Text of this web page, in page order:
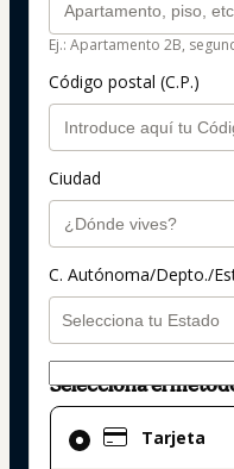
Ej.: Apartamento 2B,
Código postal (C.P.)
Ciudad
C. Autónoma/Depto./
Selecciona el
Tarjeta
El
método